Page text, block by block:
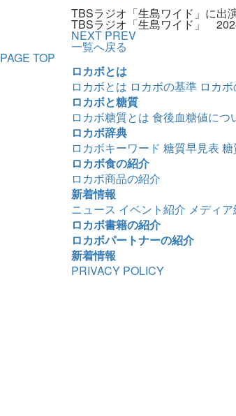
TBSラジオ「生島ワイド」に出
TBSラジオ「生島ワイド」
NEXT PREV
一覧へ戻る
PAGE TOP
ロカボとは
ロカボとは ロカボの基準 ロカ
ロカボと糖質
ロカボ糖質とは 食後血糖値につ
ロカボ辞典
ロカボキーワード 糖質早見表 糖
ロカボ食の紹介
ロカボ商品の紹介
新着情報
ニュース イベント紹介 メディ
ロカボ書籍の紹介
ロカボパートナーの紹介
新着情報
PRIVACY POLICY